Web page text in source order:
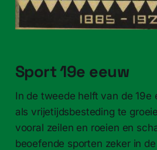
Sport 19e eeuw
In de tweede helft van de 19e
als vrijetijdsbesteding te
vooral zeilen en roeien en
beoefende sporten zeker in